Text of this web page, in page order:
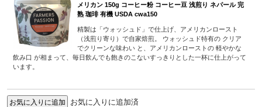
メリカン 150g コーヒー粉 コーヒー豆 浅煎り ネパール 完
熟 珈琲 有機 USDA cwa150
精製は「ウォッシュド」で仕上げ、アメリカンロースト
（浅煎り寄り）で自家焙煎。 ウォッシュド特有の クリア
でクリーンな味わい と、アメリカンローストの 軽やかな
飲み口 が相まって、毎日飲んでも飽きのこないすっきりとした一杯に仕上がって
います。
お気に入りに追加済